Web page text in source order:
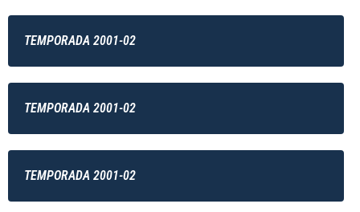
TEMPORADA 2001-02
TEMPORADA 2001-02
TEMPORADA 2001-02